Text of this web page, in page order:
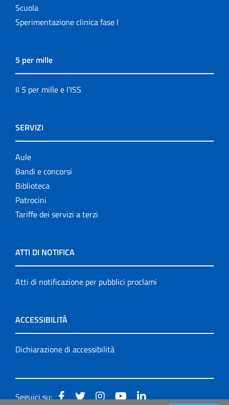
Scuola
Sperimentazione clinica fase I
5 per mille
Il 5 per mille e l'ISS
SERVIZI
Aule
Bandi e concorsi
Biblioteca
Patrocini
Tariffe dei servizi a terzi
ATTI DI NOTIFICA
Atti di notificazione per pubblici proclami
ACCESSIBILITÀ
Dichiarazione di accessibilità
Seguici su: